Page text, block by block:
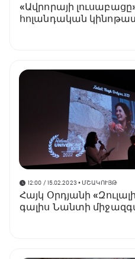
«Ավրորայի
հոլանդական
12:00 / 15.02.2023 • ՄՇԱԿՈՒՅԹ
Հայկ Օրդյանի
գալիս Նանտի